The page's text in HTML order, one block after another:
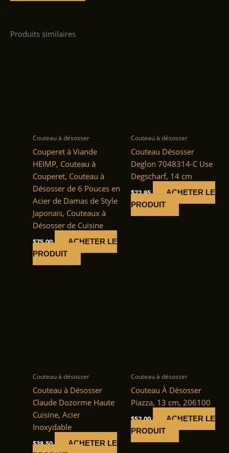
Produits similaires
Couteau à désosser
Couperet à Viande
HEIMP, Couteau à
Couperet, Couteau à
Désosser de 6 Pouces en
Acier de Damas de Style
Japonais, Couteaux à
Désosser de Cuisine
$75.00
ACHETER LE
PRODUIT
Couteau à désosser
Couteau Désosser
Deglon 7048314-C Use
Degscharf, 14 cm
$22.95
ACHETER LE
PRODUIT
Couteau à désosser
Couteau à Désosser
Claude Dozorme Haute
Cuisine, Acier
Inoxydable
$38.50
ACHETER LE
Couteau à désosser
Couteau À Désosser
Piazza, 13 cm, 206100
$52.00
ACHETER LE
PRODUIT